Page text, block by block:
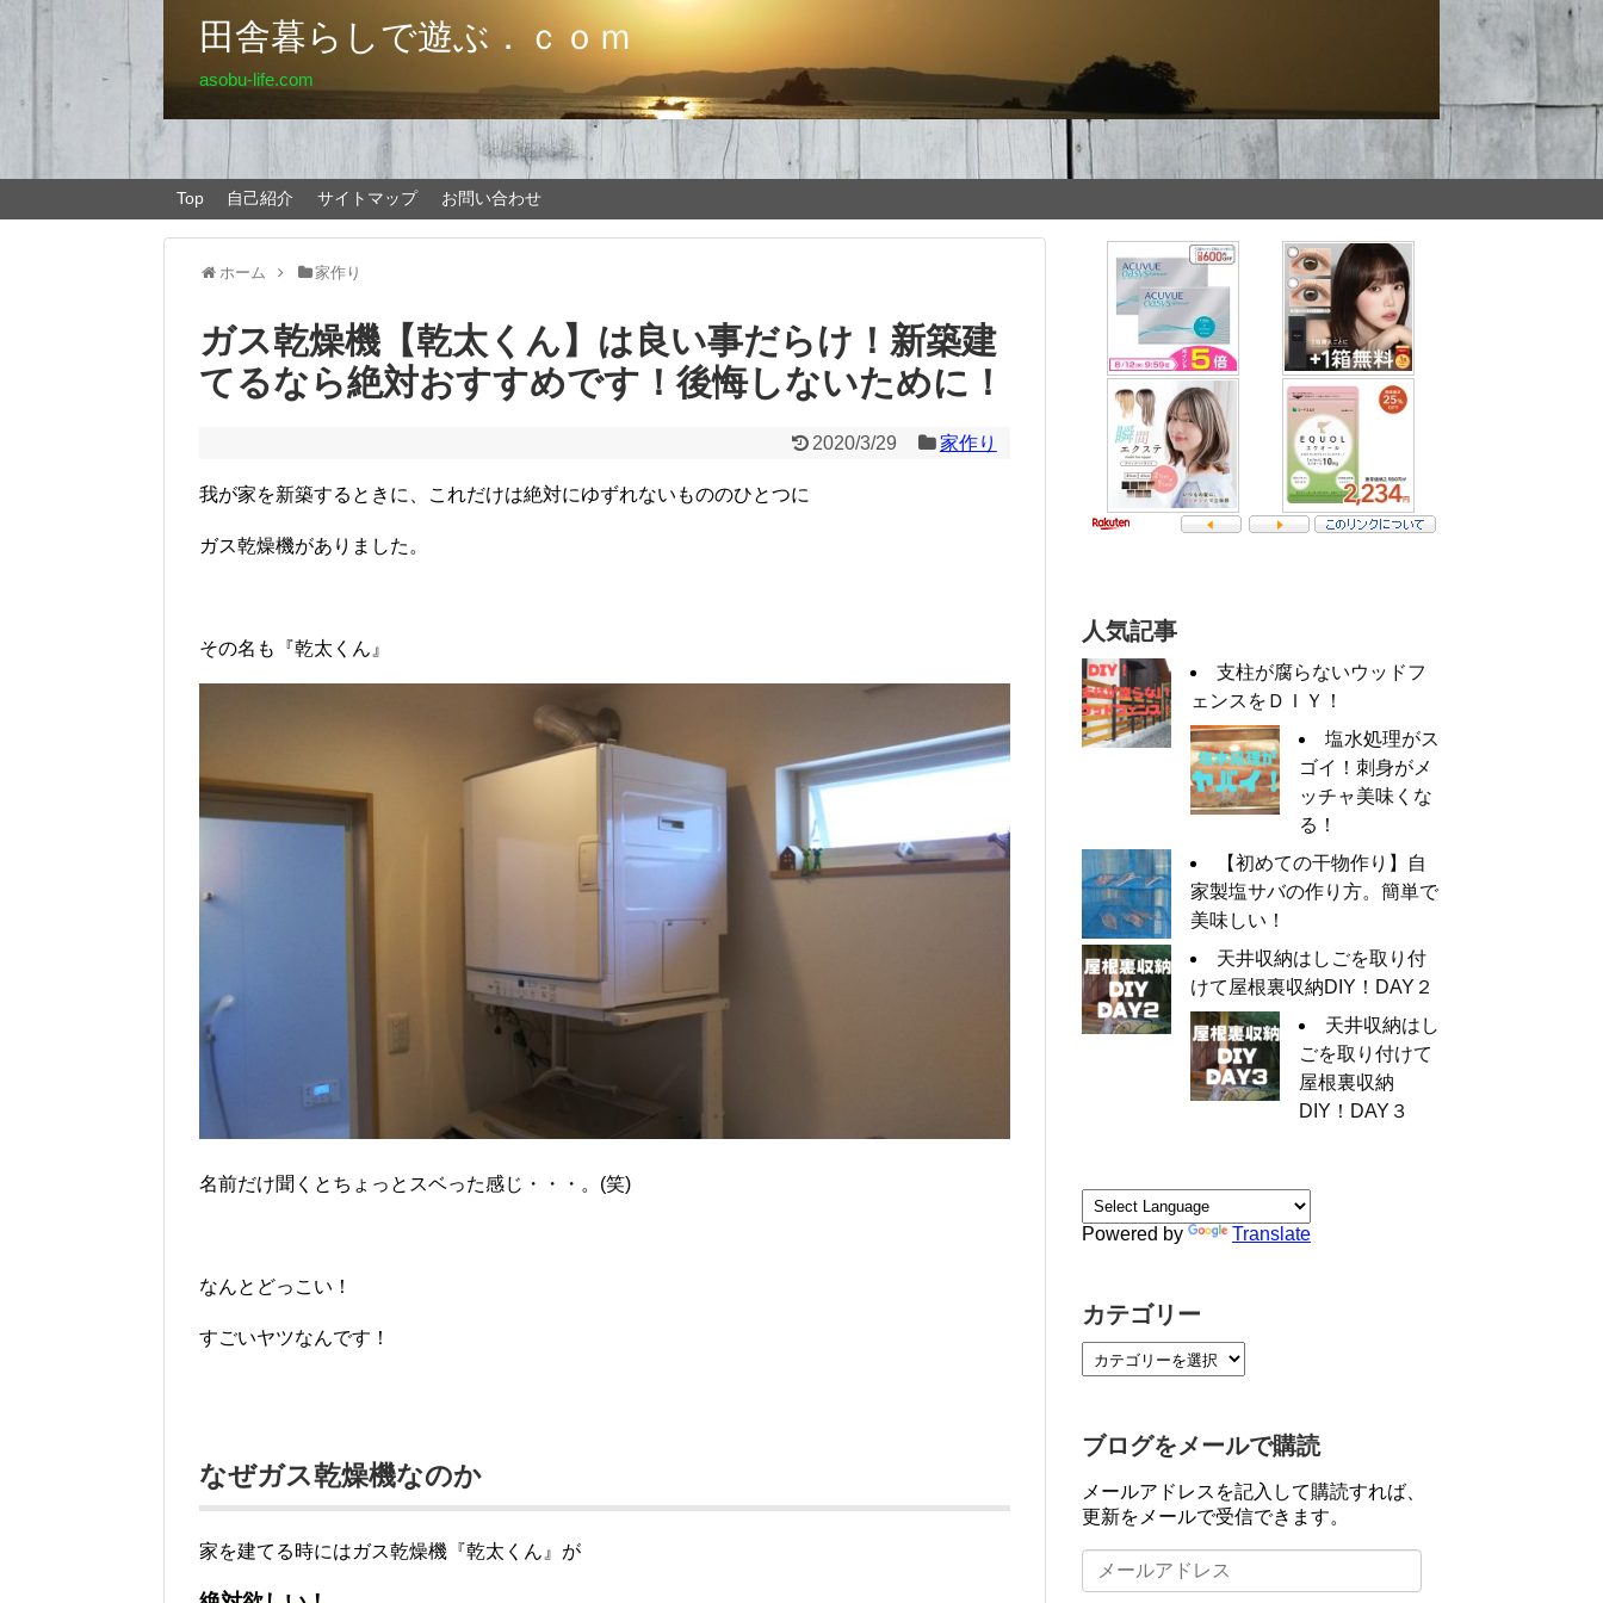
田舎暮らしで遊ぶ．ｃｏｍ
asobu-life.com
Top 自己紹介 サイトマップ お問い合わせ
ホーム 家作り
ガス乾燥機【乾太くん】は良い事だらけ！新築建
てるなら絶対おすすめです！後悔しないために！
2020/3/29 家作り
我が家を新築するときに、これだけは絶対にゆずれないもののひとつに
ガス乾燥機がありました。
その名も『乾太くん』
名前だけ聞くとちょっとスベった感じ・・・。(笑)
なんとどっこい！
すごいヤツなんです！
なぜガス乾燥機なのか
家を建てる時にはガス乾燥機『乾太くん』が
人気記事
支柱が腐らないウッドフ
ェンスをＤＩＹ！
塩水処理がス
ゴイ！刺身がメ
ッチャ美味くな
る！
【初めての干物作り】自
家製塩サバの作り方。簡単で
美味しい！
天井収納はしごを取り付
けて屋根裏収納DIY！DAY２
天井収納はし
ごを取り付けて
屋根裏収納
DIY！DAY３
Powered by Translate
カテゴリー
ブログをメールで購読
メールアドレスを記入して購読すれば、
更新をメールで受信できます。
メ
ー